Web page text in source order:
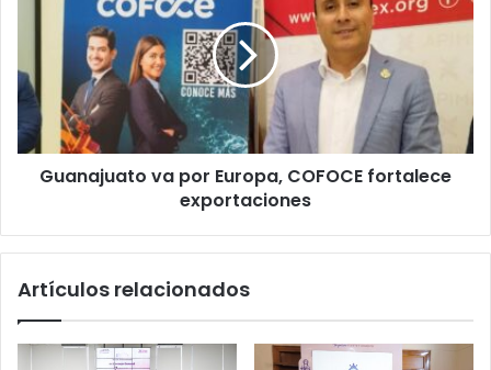
Europa,
COFOCE
fortalece
exportaciones
Guanajuato va por Europa, COFOCE fortalece
exportaciones
Artículos relacionados